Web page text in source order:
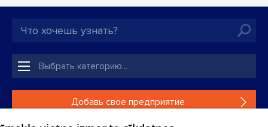
Добавь свое предприятие